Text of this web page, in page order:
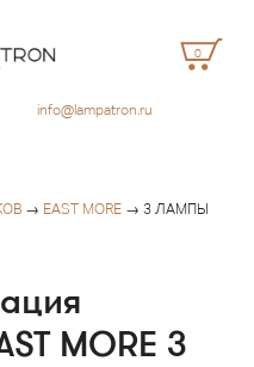
0
info@lampatron.ru
→ EAST MORE → 3 ЛАМПЫ
MORE 3